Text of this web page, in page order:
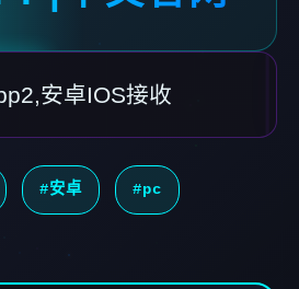
安卓IOS接收
#安卓 #pc